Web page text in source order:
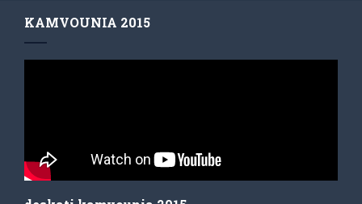
KAMVOUNIA 2015